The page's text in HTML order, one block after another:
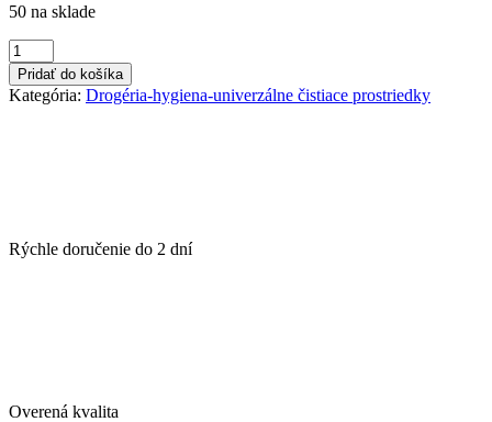
50 na sklade
množstvo
Indulona
PROFI
krém
Pridať do košíka
Kategória: Drogéria-hygiena-univerzálne čistiace prostriedky
Rýchle doručenie do 2 dní
Overená kvalita